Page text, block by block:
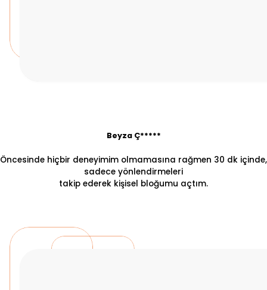
Beyza Ç*****
Öncesinde hiçbir deneyimim olmamasına rağmen 30 dk içinde,
sadece yönlendirmeleri
takip ederek kişisel bloğumu açtım.